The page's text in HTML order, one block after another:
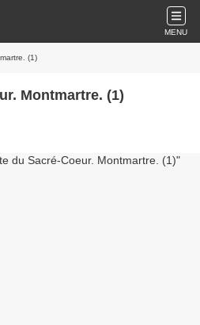
MENU
(1)
Montmartre. (1)